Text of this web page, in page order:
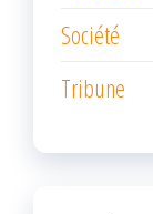
Société
Tribune